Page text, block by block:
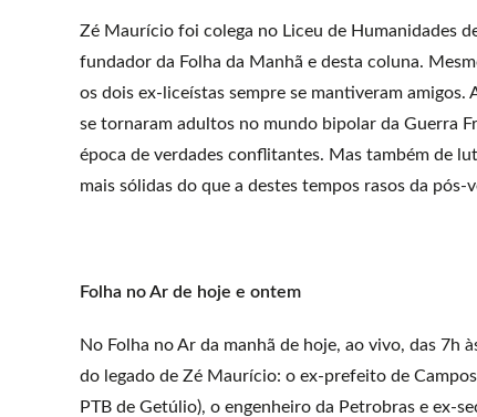
Zé Maurício foi colega no Liceu de Humanidades
fundador da Folha da Manhã e desta coluna.
os dois ex-liceístas sempre se mantiveram
se tornaram adultos no mundo bipolar da Guerra
época de verdades conflitantes. Mas também de
mais sólidas do que a destes tempos rasos da pós-
Folha no Ar de hoje e ontem
No Folha no Ar da manhã de hoje, ao vivo, das 7h
do legado de Zé Maurício: o ex-prefeito de
PTB de Getúlio), o engenheiro da Petrobras e ex-